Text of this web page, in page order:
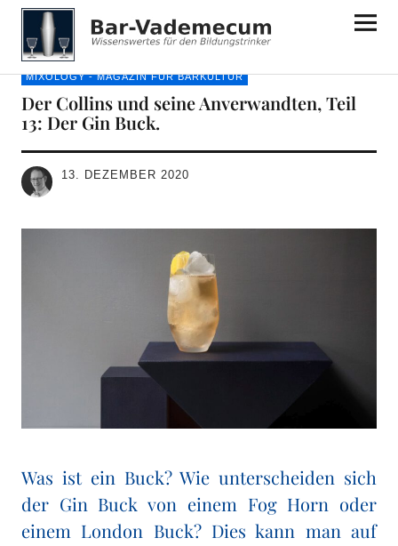
Bar-Vademecum
MIXOLOGY - MAGAZIN FÜR BARKULTUR
Der Collins und seine Anverwandten, Teil
13: Der Gin Buck.
13. DEZEMBER 2020
Was ist ein Buck? Wie unterscheiden sich
der Gin Buck von einem Fog Horn oder
einem London Buck? Dies kann man auf